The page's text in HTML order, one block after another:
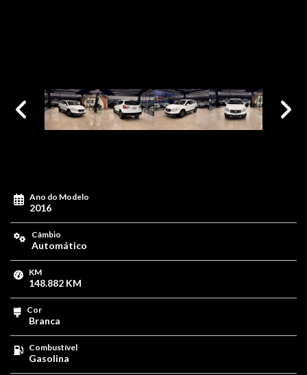
Ano do Modelo
2016
Câmbio
Automático
KM
148.882 KM
Cor
Branca
Combustível
Gasolina